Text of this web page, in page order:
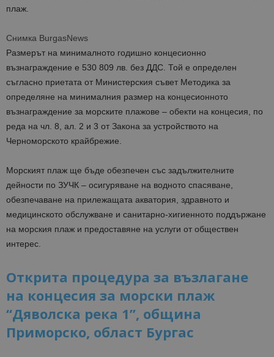
плаж.
Снимка BurgasNews
Размерът на минималното годишно концесионно
възнаграждение е 530 809 лв. без ДДС. Той е определен
съгласно приетата от Министерския съвет Методика за
определяне на минималния размер на концесионното
възнаграждение за морските плажове – обекти на концесия, по
реда на чл. 8, ал. 2 и 3 от Закона за устройството на
Черноморското крайбрежие.
Морският плаж ще бъде обезпечен със задължителните
дейности по ЗУЧК – осигуряване на водното спасяване,
обезпечаване на прилежащата акватория, здравното и
медицинското обслужване и санитарно-хигиенното поддържане
на морския плаж и предоставяне на услуги от обществен
интерес.
Открита процедура за възлагане
на концесия за морски плаж
“Дяволска река 1”, община
Приморско, област Бургас